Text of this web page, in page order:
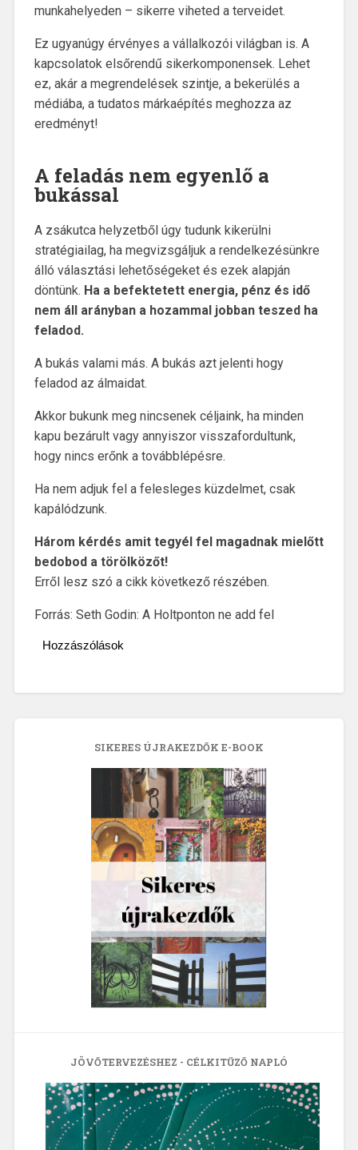
munkahelyeden – sikerre viheted a terveidet.
Ez ugyanúgy érvényes a vállalkozói világban is. A
kapcsolatok elsőrendű sikerkomponensek. Lehet
ez, akár a megrendelések szintje, a bekerülés a
médiába, a tudatos márkaépítés meghozza az
eredményt!
A feladás nem egyenlő a
bukással
A zsákutca helyzetből úgy tudunk kikerülni
stratégiailag, ha megvizsgáljuk a rendelkezésünkre
álló választási lehetőségeket és ezek alapján
döntünk. Ha a befektetett energia, pénz és idő
nem áll arányban a hozammal jobban teszed ha
feladod.
A bukás valami más. A bukás azt jelenti hogy
feladod az álmaidat.
Akkor bukunk meg nincsenek céljaink, ha minden
kapu bezárult vagy annyiszor visszafordultunk,
hogy nincs erőnk a továbblépésre.
Ha nem adjuk fel a felesleges küzdelmet, csak
kapálódzunk.
Három kérdés amit tegyél fel magadnak mielőtt
bedobod a törölközőt!
Erről lesz szó a cikk következő részében.
Forrás: Seth Godin: A Holtponton ne add fel
Hozzászólások
SIKERES ÚJRAKEZDŐK E-BOOK
JÖVŐTERVEZÉSHEZ - CÉLKITŰZŐ NAPLÓ